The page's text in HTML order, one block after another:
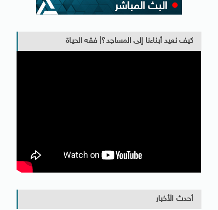
كيف نعيد أبناءنا إلى المساجد؟| فقه الحياة
أحدث الأخبار